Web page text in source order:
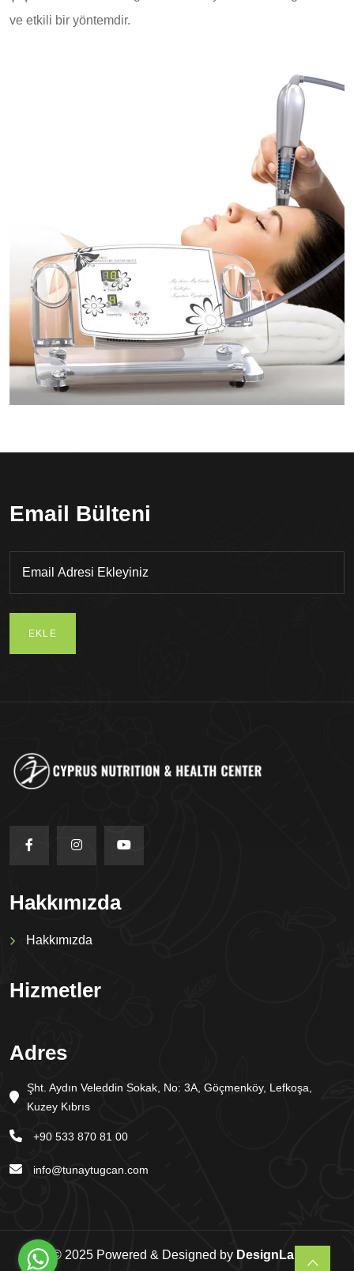
ve etkili bir yöntemdir.
Email Bülteni
EKLE
Hakkımızda
Hakkımızda
Hizmetler
Adres
Şht. Aydın Veleddin Sokak, No: 3A, Göçmenköy, Lefkoşa,
Kuzey Kıbrıs
+90 533 870 81 00
info@tunaytugcan.com
© 2025 Powered & Designed by DesignLab